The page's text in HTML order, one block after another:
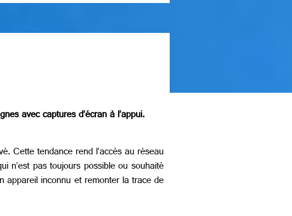
avec captures d’écran à l’appui.
Cette tendance rend l’accès au réseau
n’est pas toujours possible ou souhaité
appareil inconnu et remonter la trace de